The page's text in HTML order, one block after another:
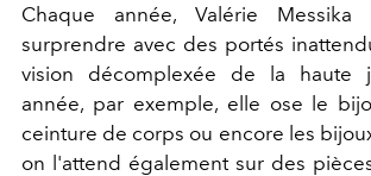
Chaque année, Valérie
surprendre avec des portés
vision décomplexée de la haute
année, par exemple, elle ose le
ceinture de corps ou encore les
on l'attend également sur des